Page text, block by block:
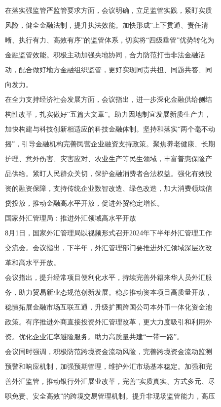
在落实强监管严监管要求方面，会议明确，立足监管实践，紧盯实质
风险，健全金融法制，提升执法效能。加快形成“上下贯通、责任清
晰、执行有力、高效有序”的监管体系，切实将“四级垂管”优势转化为
金融监管效能。积极主动加强央地协同，合力防范打击非法金融活
动，配合做好地方金融组织监管，更好实现同责共担、同题共答、同
向发力。
在全力支持经济社会发展方面，会议指出，进一步深化金融供给侧结
构性改革，扎实做好“五篇大文章”。助力因地制宜发展新质生产力，
加快构建与科技创新相适应的科技金融体制。坚持和落实“两个毫不动
摇”，引导金融机构完善民营企业融资支持政策。聚焦养老健康、长期
护理、意外伤害、灾害应对、农业生产等民生领域，丰富普惠保险产
品供给。紧盯人民群众关切，保护金融消费者合法权益。强化有效投
资的融资保障，支持传统企业数智改造、绿色改造，加大消费领域信
贷投放，推动金融高水平开放，促进外贸稳定增长。
国家外汇管理局： 推进外汇领域高水平开放
8月1日，国家外汇管理局以视频形式召开2024年下半年外汇管理工作
交流会。会议指出，下半年，外汇管理部门要推进外汇领域深层次改
革和高水平开放。
会议指出，提升经常项目便利化水平，持续完善外籍来华人员外汇服
务，助力贸易新业态规范创新发展。稳步推动资本项目高质量开放，
稳慎拓展金融市场互联互通，升级扩围跨国公司本外币一体化资金池
政策。有序推进外商直接投资外汇管理改革，更大力度吸引和利用外
资。优化企业汇率避险服务。助力高质量共建“一带一路”。
会议同时强调，积极防范跨境资金流动风险，完善跨境资金流动监测
预警和响应机制，加强预期管理，维护外汇市场基本稳定。加强和完
善外汇监管，推动银行外汇展业改革，完善“实质真实、方式多元、尽
职免责、安全高效”的跨境交易管理机制。提升非现场监管能力，高压